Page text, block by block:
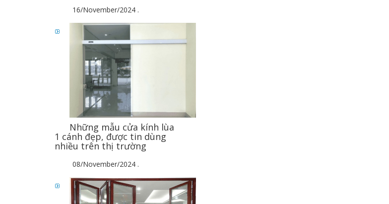
16/November/2024 .
Những mẫu cửa kính lùa
1 cánh đẹp, được tin dùng
nhiều trên thị trường
08/November/2024 .